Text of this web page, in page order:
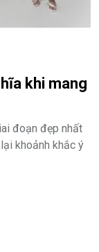
khi mang
đoạn đẹp nhất
khoảnh khắc ý